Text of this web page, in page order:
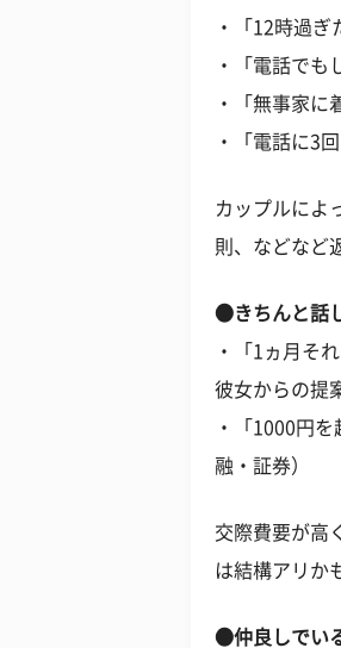
・「12時過
・「電話でも
・「無事家に
・「電話に3
カップルによ
則、などなど
●きちんと話
・「1ヵ月そ
彼女からの提
・「1000円
融・証券）
交際費要が高
は結構アリか
●仲良しでい